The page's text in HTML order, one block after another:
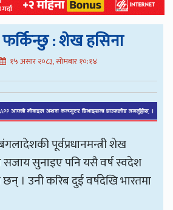
: शेख हसिना
१५ असार २०८३, सोमबार १०:१४
पूर्वप्रधानमन्त्री शेख
सुनाइए पनि यसै वर्ष स्वदेश
। उनी करिब दुई वर्षदेखि भारतमा